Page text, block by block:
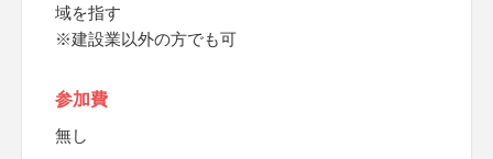
域を指す
※建設業以外の方でも可
参加費
無し